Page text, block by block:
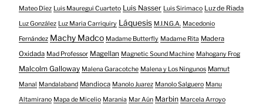
Mateo Díez Luis Mauregui Cuarteto Luis Nasser Luis Sirimaco Luz de Riada
Luz González Luz Maria Carriquiry Láquesis M.I.N.G.A. Macedonio
Fernández Machy Madco Madame Butterfly Madame Rita Madera
Oxidada Mad Professor Magellan Magnetic Sound Machine Mahogany Frog
Malcolm Galloway Malena Garacotche Malena y Los Ningunos Mamut
Manal Mandalaband Mandioca Manolo Juarez Manolo Salguero Manu
Altamirano Mapa de Micelio Marania Mar Aún Marbin Marcela Arroyo